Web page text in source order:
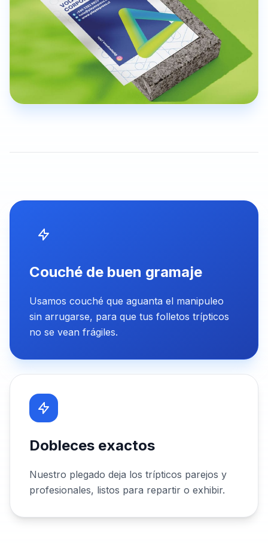
Couché de buen gramaje
Usamos couché que aguanta el manipuleo
sin arrugarse, para que tus folletos trípticos
no se vean frágiles.
Dobleces exactos
Nuestro plegado deja los trípticos parejos y
profesionales, listos para repartir o exhibir.